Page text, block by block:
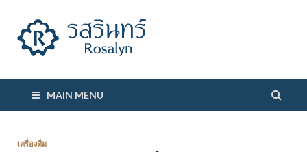
MAIN MENU
เครื่องดื่ม